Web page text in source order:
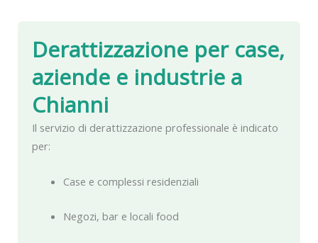
Derattizzazione per case,
aziende e industrie a
Chianni
Il servizio di derattizzazione professionale è indicato
per:
Case e complessi residenziali
Negozi, bar e locali food